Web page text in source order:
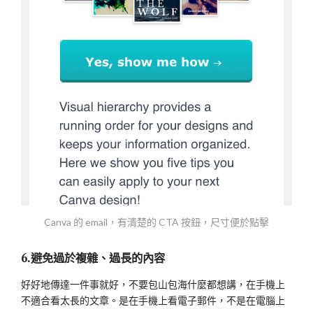
Canva 的 email，有清楚的 CTA 按鈕，尺寸便於點擊
6.避免過於複雜、過長的內容
好好地傳達一件事就好，不要包山包海什麼都想講，在手機上
不適合看太長的文章。是在手機上看電子郵件，不是在電腦上